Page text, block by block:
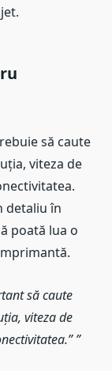
să caute
viteza de
detaliu în
poată lua o
să caute
viteza de